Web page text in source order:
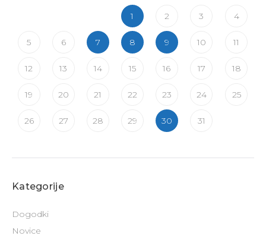
1 2 3 4
5 6 7 8 9 10 11
12 13 14 15 16 17 18
19 20 21 22 23 24 25
26 27 28 29 30 31
Kategorije
Dogodki
Novice